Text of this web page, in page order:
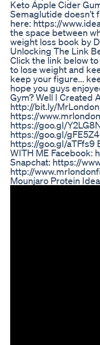
Keto Apple Cider
Semaglutide doesn’t
here: https://
the space between
weight loss book by
Unlocking The Link
Click the link below
to lose weight and
keep your figure...
hope you guys
Gym? Well I Created
http://bit.ly/MrLondon
https://
https://goo.gl/
https://goo.gl/
https://goo.gl/aTFfs9
WITH ME Facebook:
Snapchat: https://
http://
Mounjaro Protein